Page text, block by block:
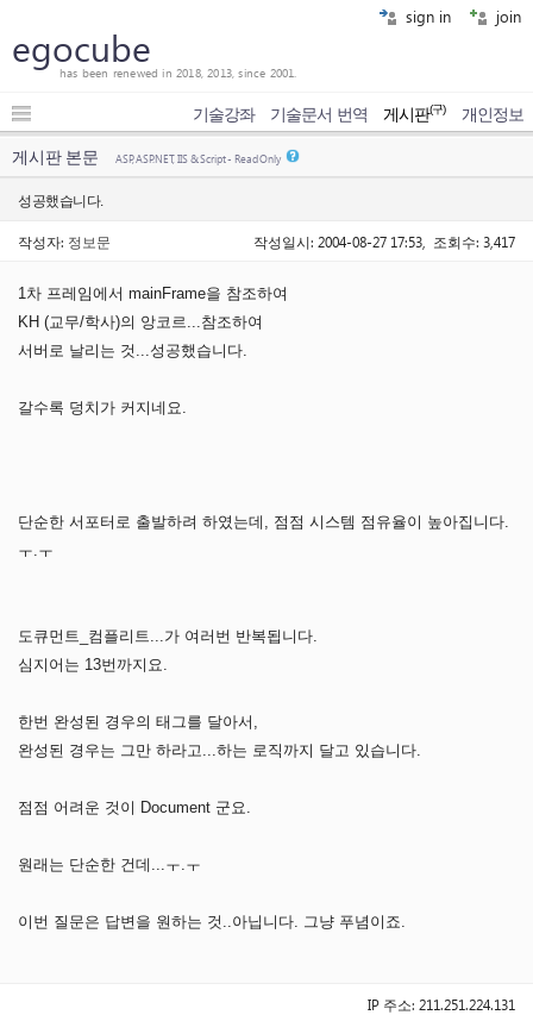
sign in join
egocube
has been renewed in 2018, 2013, since 2001.
기술강좌 기술문서 번역 게시판(구) 개인정보
게시판 본문 ASP, ASP.NET, IIS & Script - Read Only
성공했습니다.
작성자: 정보문 작성일시: 2004-08-27 17:53, 조회수: 3,417
1차 프레임에서 mainFrame을 참조하여
KH (교무/학사)의 앙코르...참조하여
서버로 날리는 것...성공했습니다.
갈수록 덩치가 커지네요.
단순한 서포터로 출발하려 하였는데, 점점 시스템 점유율이 높아집니다.
ㅜ.ㅜ
도큐먼트_컴플리트...가 여러번 반복됩니다.
심지어는 13번까지요.
한번 완성된 경우의 태그를 달아서,
완성된 경우는 그만 하라고...하는 로직까지 달고 있습니다.
점점 어려운 것이 Document 군요.
원래는 단순한 건데...ㅜ.ㅜ
이번 질문은 답변을 원하는 것..아닙니다. 그냥 푸념이죠.
IP 주소: 211.251.224.131